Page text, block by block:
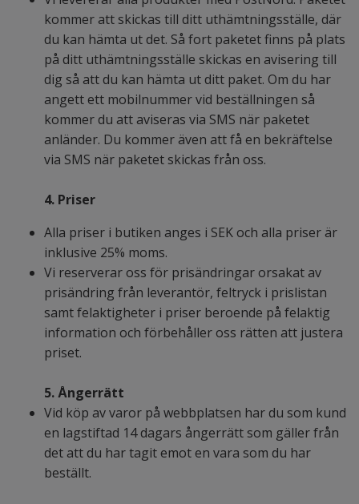
kommer att skickas till ditt uthämtningsställe, där
du kan hämta ut det. Så fort paketet finns på plats
på ditt uthämtningsställe skickas en avisering till
dig så att du kan hämta ut ditt paket. Om du har
angett ett mobilnummer vid beställningen så
kommer du att aviseras via SMS när paketet
anländer. Du kommer även att få en bekräftelse
via SMS när paketet skickas från oss.
4. Priser
Alla priser i butiken anges i SEK och alla priser är
inklusive 25% moms.
Vi reserverar oss för prisändringar orsakat av
prisändring från leverantör, feltryck i prislistan
samt felaktigheter i priser beroende på felaktig
information och förbehåller oss rätten att justera
priset.
5. Ångerrätt
Vid köp av varor på webbplatsen har du som kund
en lagstiftad 14 dagars ångerrätt som gäller från
det att du har tagit emot en vara som du har
beställt.